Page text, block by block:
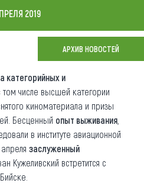
2019
АРХИВ НОВОСТЕЙ
категорийных и
том числе высшей категории
киноматериала и призы
Бесценный опыт выживания
в институте авиационной
заслуженный
Кужеливский встретится с